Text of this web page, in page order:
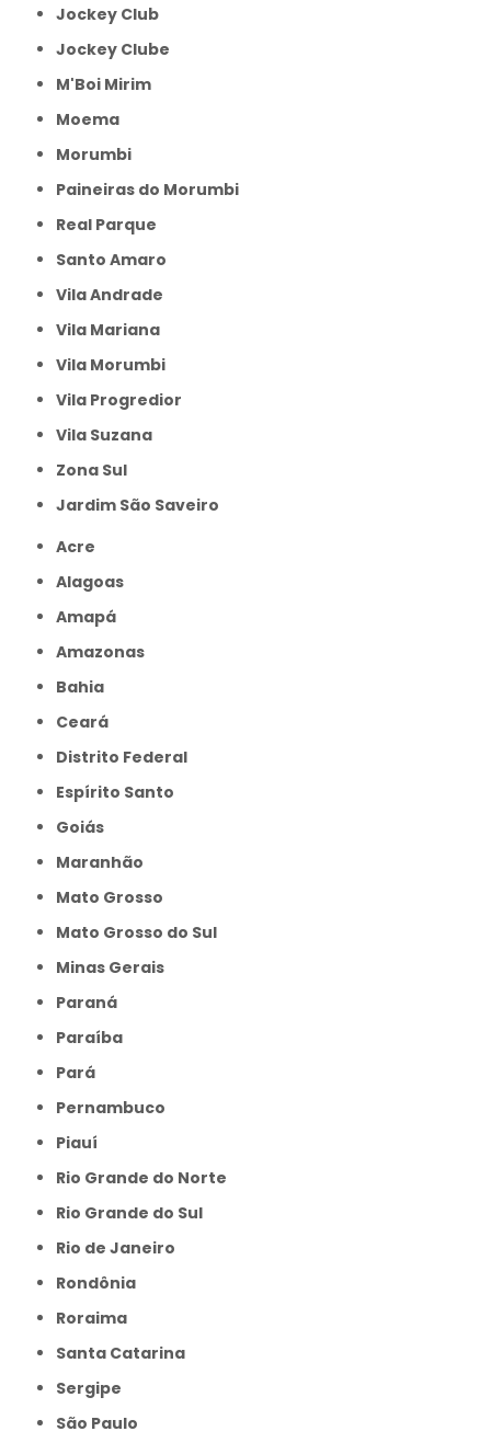
Jockey Club
Jockey Clube
M'Boi Mirim
Moema
Morumbi
Paineiras do Morumbi
Real Parque
Santo Amaro
Vila Andrade
Vila Mariana
Vila Morumbi
Vila Progredior
Vila Suzana
Zona Sul
jardim São Saveiro
Acre
Alagoas
Amapá
Amazonas
Bahia
Ceará
Distrito Federal
Espírito Santo
Goiás
Maranhão
Mato Grosso
Mato Grosso do Sul
Minas Gerais
Paraná
Paraíba
Pará
Pernambuco
Piauí
Rio Grande do Norte
Rio Grande do Sul
Rio de Janeiro
Rondônia
Roraima
Santa Catarina
Sergipe
São Paulo